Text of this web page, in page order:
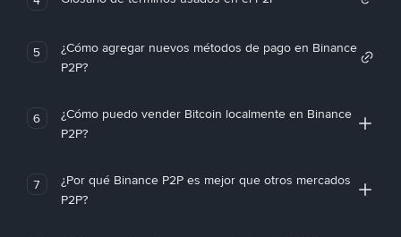
5
¿Cómo agregar nuevos métodos de pago en Binance
P2P?
6
¿Cómo puedo vender Bitcoin localmente en Binance
P2P?
7
¿Por qué Binance P2P es mejor que otros mercados
P2P?